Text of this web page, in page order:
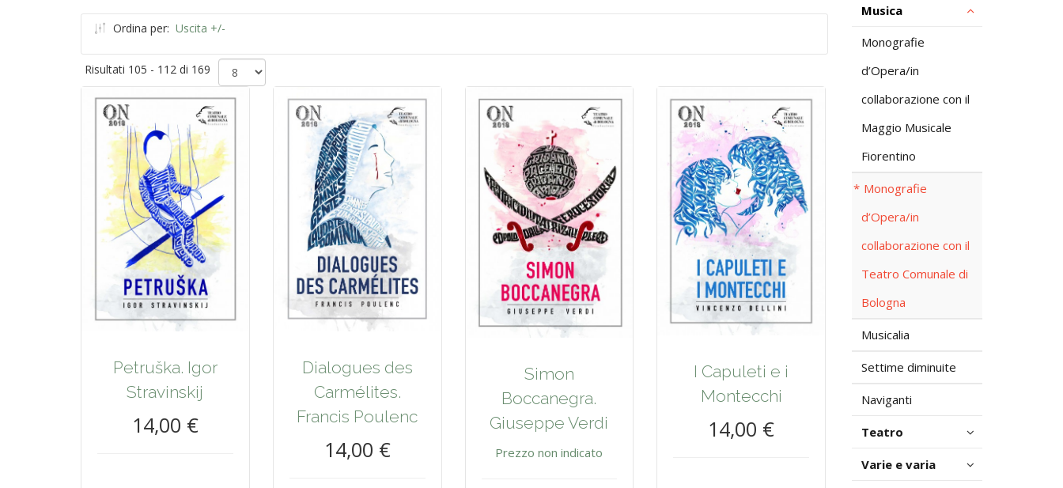
Ordina per: Uscita +/-
Risultati 105 - 112 di 169
Petruška. Igor
Stravinskij
14,00 €
Dialogues des
Carmélites.
Francis Poulenc
14,00 €
Simon
Boccanegra.
Giuseppe Verdi
Prezzo non indicato
I Capuleti e i
Montecchi
14,00 €
Musica
Monografie
d’Opera/in
collaborazione con il
Maggio Musicale
Fiorentino
Monografie
d’Opera/in
collaborazione con il
Teatro Comunale di
Bologna
Musicalia
Settime diminuite
Naviganti
Teatro
Varie e varia